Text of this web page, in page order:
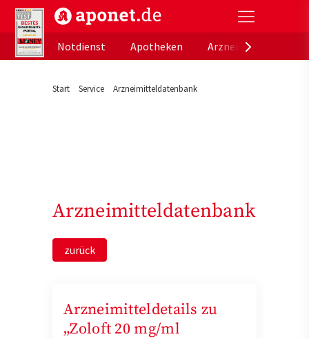
aponet.de - Das offizielle Gesundheitsportal der
Notdienst
Apotheken
Start Service Arzneimitteldatenbank
Arzneimitteldatenbank
zurück
Arzneimitteldetails zu
„Zoloft 20 mg/ml